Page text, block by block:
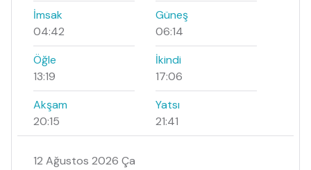
İmsak
04:42
Güneş
06:14
Öğle
13:19
İkindi
17:06
Akşam
20:15
Yatsı
21:41
12 Ağustos 2026 Ça